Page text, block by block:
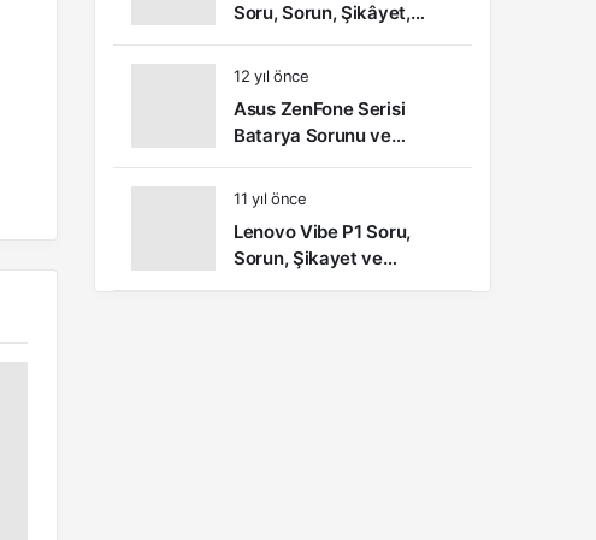
Soru, Sorun, Şikâyet,
Öneri ve Kullanıcı
Yorumları
12 yıl önce
Asus ZenFone Serisi
Batarya Sorunu ve
Çözümü
11 yıl önce
Lenovo Vibe P1 Soru,
Sorun, Şikayet ve
Kullanıcı Yorumları